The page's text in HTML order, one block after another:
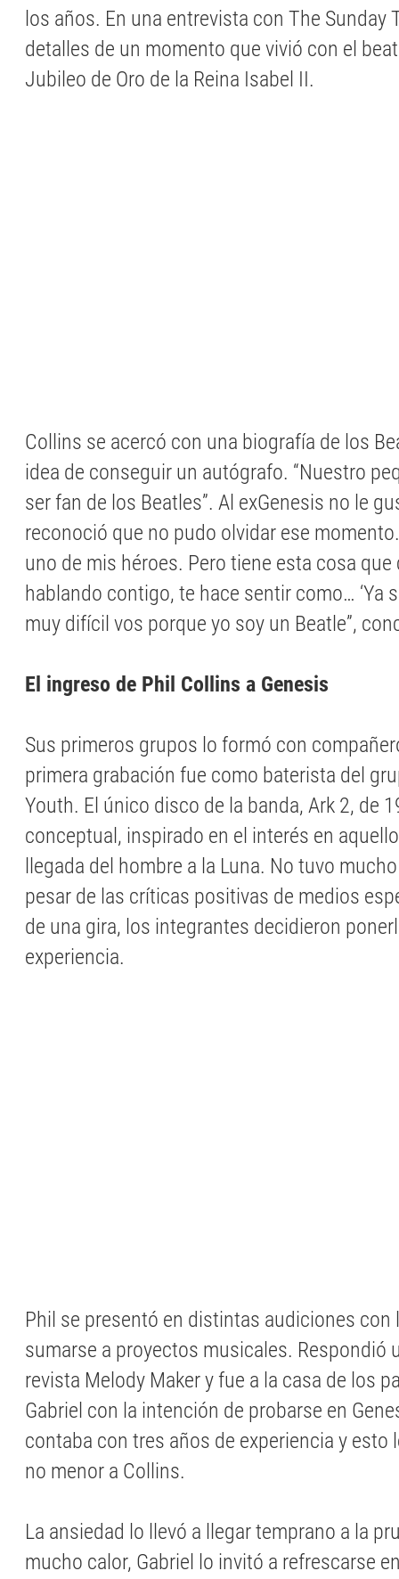
los años. En una entrevista con The Sunday
detalles de un momento que vivió con el
Jubileo de Oro de la Reina Isabel II.
Collins se acercó con una biografía de los
idea de conseguir un autógrafo. “Nuestro
ser fan de los Beatles”. Al exGenesis no le
reconoció que no pudo olvidar ese
uno de mis héroes. Pero tiene esta cosa
hablando contigo, te hace sentir como… ‘Ya
muy difícil vos porque yo soy un Beatle”,
El ingreso de Phil Collins a Genesis
Sus primeros grupos lo formó con
primera grabación fue como baterista del
Youth. El único disco de la banda, Ark 2, de
conceptual, inspirado en el interés en
llegada del hombre a la Luna. No tuvo
pesar de las críticas positivas de medios
de una gira, los integrantes decidieron
experiencia.
Phil se presentó en distintas audiciones con
sumarse a proyectos musicales. Respondió
revista Melody Maker y fue a la casa de los
Gabriel con la intención de probarse en
contaba con tres años de experiencia y esto
no menor a Collins.
La ansiedad lo llevó a llegar temprano a la
mucho calor, Gabriel lo invitó a refrescarse